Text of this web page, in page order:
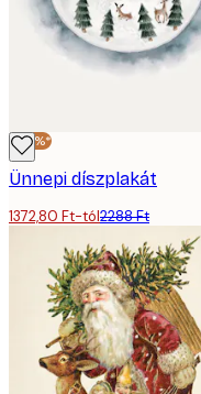
-40%*
Ünnepi díszplakát
1372,80 Ft-tól2288 Ft